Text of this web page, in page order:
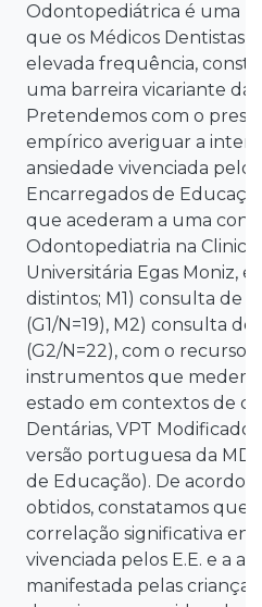
Odontopediátrica é uma
que os Médicos Dentistas
elevada frequência,
uma barreira vicariante da
Pretendemos com o
empírico averiguar a
ansiedade vivenciada pelo
Encarregados de
que acederam a uma
Odontopediatria na Clinica
Universitária Egas Moniz,
distintos; M1) consulta de
(G1/N=19), M2) consulta
(G2/N=22), com o recurso
instrumentos que medem
estado em contextos de
Dentárias, VPT Modificado
versão portuguesa da
de Educação). De acordo
obtidos, constatamos que
correlação significativa
vivenciada pelos E.E. e a
manifestada pelas